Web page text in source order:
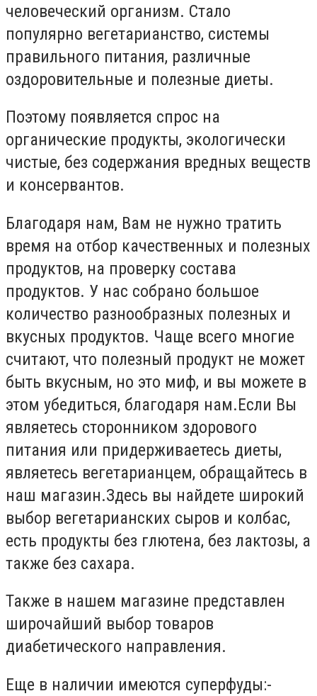
человеческий организм. Стало
популярно вегетарианство, системы
правильного питания, различные
оздоровительные и полезные диеты.
Поэтому появляется спрос на
органические продукты, экологически
чистые, без содержания вредных веществ
и консервантов.
Благодаря нам, Вам не нужно тратить
время на отбор качественных и полезных
продуктов, на проверку состава
продуктов. У нас собрано большое
количество разнообразных полезных и
вкусных продуктов. Чаще всего многие
считают, что полезный продукт не может
быть вкусным, но это миф, и вы можете в
этом убедиться, благодаря нам.Если Вы
являетесь сторонником здорового
питания или придерживаетесь диеты,
являетесь вегетарианцем, обращайтесь в
наш магазин.Здесь вы найдете широкий
выбор вегетарианских сыров и колбас,
есть продукты без глютена, без лактозы, а
также без сахара.
Также в нашем магазине представлен
широчайший выбор товаров
диабетического направления.
Еще в наличии имеются суперфуды:-